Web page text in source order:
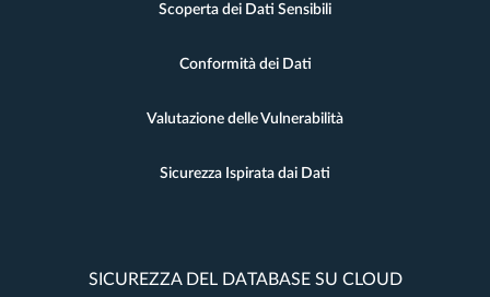
Scoperta dei Dati Sensibili
Conformità dei Dati
Valutazione delle Vulnerabilità
Sicurezza Ispirata dai Dati
SICUREZZA DEL DATABASE SU CLOUD